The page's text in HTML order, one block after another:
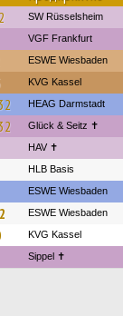
SW Rüsselsheim
VGF Frankfurt
ESWE Wiesbaden
KVG Kassel
HEAG Darmstadt
Glück & Seitz ✝
HAV ✝
HLB Basis
ESWE Wiesbaden
ESWE Wiesbaden
KVG Kassel
Sippel ✝︎